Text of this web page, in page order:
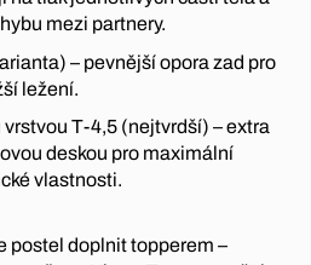
mezi partnery.
– pevnější opora zad pro
ležení.
T-4,5 (nejtvrdší) – extra
deskou pro maximální
vlastnosti.
postel doplnit topperem –